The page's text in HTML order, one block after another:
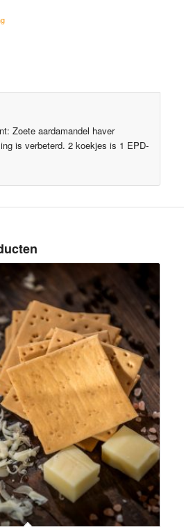
Zoete aardamandel haver
is verbeterd. 2 koekjes is 1 EPD-